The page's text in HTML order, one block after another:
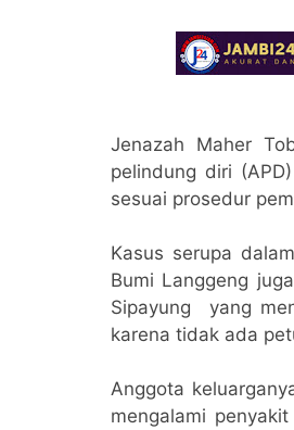
Jenazah Maher
pelindung diri
sesuai prosedur
Kasus serupa
Bumi Langgeng
Sipayung yang
karena tidak ada
Anggota
mengalami